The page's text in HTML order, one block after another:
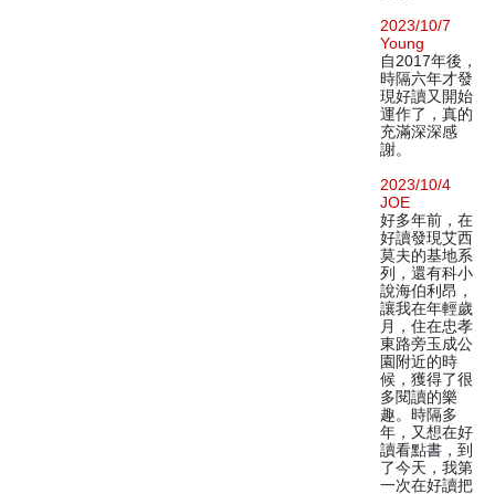
2023/10/7
Young
自2017年後，
時隔六年才發
現好讀又開始
運作了，真的
充滿深深感
謝。
2023/10/4
JOE
好多年前，在
好讀發現艾西
莫夫的基地系
列，還有科小
說海伯利昂，
讓我在年輕歲
月，住在忠孝
東路旁玉成公
園附近的時
候，獲得了很
多閱讀的樂
趣。時隔多
年，又想在好
讀看點書，到
了今天，我第
一次在好讀把